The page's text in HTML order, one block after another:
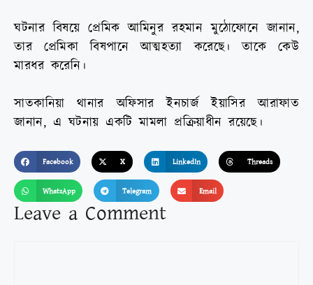
ঘটনার বিষয়ে প্রেমিক আমিনুর রহমান মুঠোফোনে জানান,
তার প্রেমিকা বিষপানে আত্মহত্যা করেছে। তাকে কেউ
মারধর করেনি।
সাতকানিয়া থানার অফিসার ইনচার্জ ইয়াসির আরাফাত
জানান, এ ঘটনায় একটি মামলা প্রক্রিয়াধীন রয়েছে।
Facebook X LinkedIn Threads
WhatsApp Telegram Email
Leave a Comment